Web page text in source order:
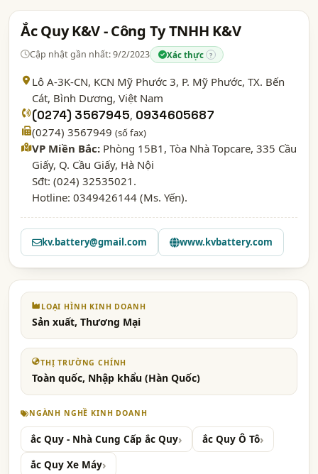
Ắc Quy K&V - Công Ty TNHH K&V
Cập nhật gần nhất: 9/2/2023 Xác thực ?
Lô A-3K-CN, KCN Mỹ Phước 3, P. Mỹ Phước, TX. Bến
Cát, Bình Dương, Việt Nam
(0274) 3567945, 0934605687
(0274) 3567949 (số fax)
VP Miền Bắc: Phòng 15B1, Tòa Nhà Topcare, 335 Cầu
Giấy, Q. Cầu Giấy, Hà Nội
Sđt: (024) 32535021.
Hotline: 0349426144 (Ms. Yến).
kv.battery@gmail.com www.kvbattery.com
LOẠI HÌNH KINH DOANH
Sản xuất, Thương Mại
THỊ TRƯỜNG CHÍNH
Toàn quốc, Nhập khẩu (Hàn Quốc)
NGÀNH NGHỀ KINH DOANH
ắc Quy - Nhà Cung Cấp ắc Quy
ắc Quy Ô Tô
ắc Quy Xe Máy